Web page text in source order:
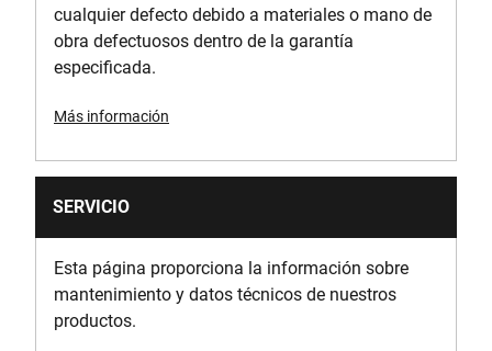
cualquier defecto debido a materiales o mano de
obra defectuosos dentro de la garantía
especificada.
Más información
SERVICIO
Esta página proporciona la información sobre
mantenimiento y datos técnicos de nuestros
productos.